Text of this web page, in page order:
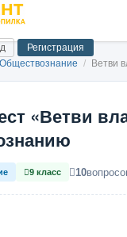
Регистрация
Обществознание / Ветви
«Ветви
9 класс 10